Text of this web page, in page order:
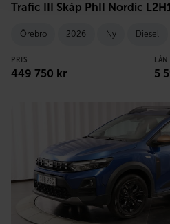
Trafic III Skåp PhII Nordic
Örebro 2026 Ny Diesel
PRIS
449 750 kr 5